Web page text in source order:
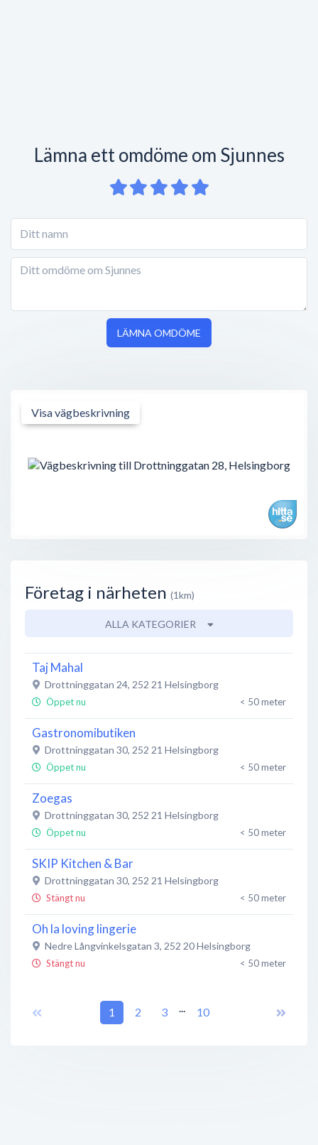
Lämna ett omdöme om Sjunnes
LÄMNA OMDÖME
Visa vägbeskrivning
Företag i närheten (1km)
ALLA KATEGORIER
Taj Mahal
Drottninggatan 24, 252 21 Helsingborg
Öppet nu < 50 meter
Gastronomibutiken
Drottninggatan 30, 252 21 Helsingborg
Öppet nu < 50 meter
Zoegas
Drottninggatan 30, 252 21 Helsingborg
Öppet nu < 50 meter
SKIP Kitchen & Bar
Drottninggatan 30, 252 21 Helsingborg
Stängt nu < 50 meter
Oh la loving lingerie
Nedre Långvinkelsgatan 3, 252 20Helsingborg
Stängt nu < 50 meter
Norra Strandgatan 32 252 20 Helsingborg
1 2 3 ... 10